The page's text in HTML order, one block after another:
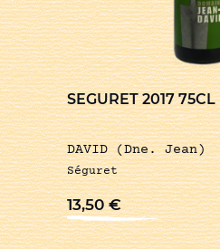
SEGURET 2017 75CL
DAVID (Dne. Jean)
Séguret
13,50€